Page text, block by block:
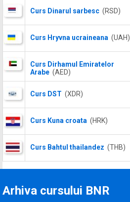
Curs Dinarul sarbesc (RSD)
Curs Hryvna ucraineana (UAH)
Curs Dirhamul Emiratelor
Arabe (AED)
Curs DST (XDR)
Curs Kuna croata (HRK)
Curs Bahtul thailandez (THB)
Arhiva cursului BNR